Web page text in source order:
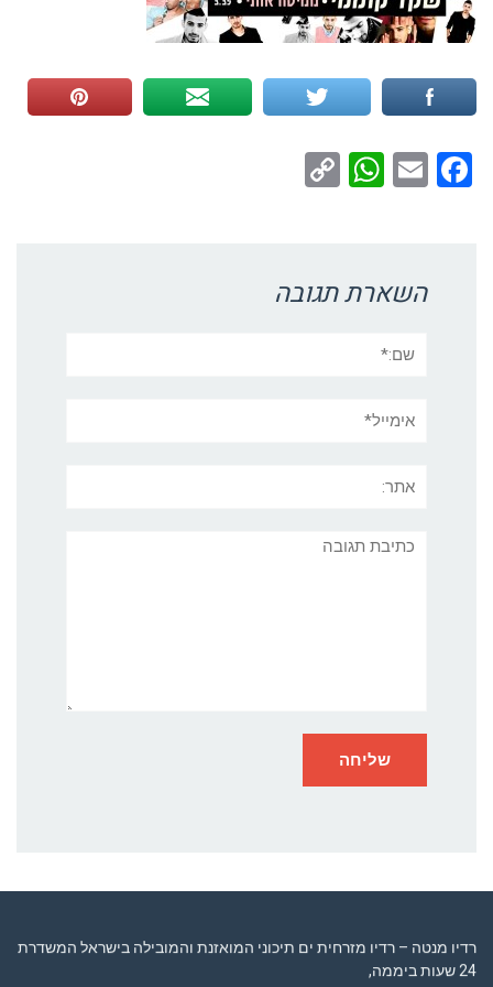
Facebook
Email
WhatsApp
השארת תגובה
תגובה
רדיו מנטה – רדיו מזרחית ים תיכוני המואזנת והמובילה בישראל המשדרת
24 שעות ביממה,